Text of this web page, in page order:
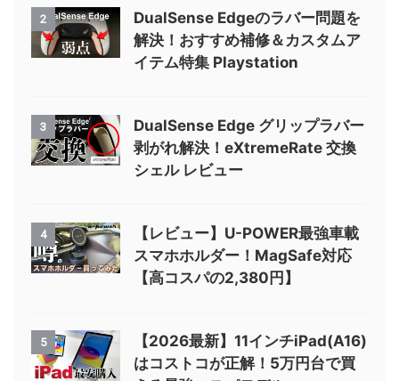
2
DualSense Edgeのラバー問題を
解決！おすすめ補修＆カスタムア
イテム特集 Playstation
3
DualSense Edge グリップラバー
剥がれ解決！eXtremeRate 交換
シェル レビュー
4
【レビュー】U-POWER最強車載
スマホホルダー！MagSafe対応
【高コスパの2,380円】
5
【2026最新】11インチiPad(A16)
はコストコが正解！5万円台で買